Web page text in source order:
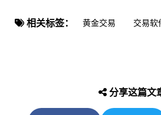
相关标签： 黄金交易 交易软
分享这篇文